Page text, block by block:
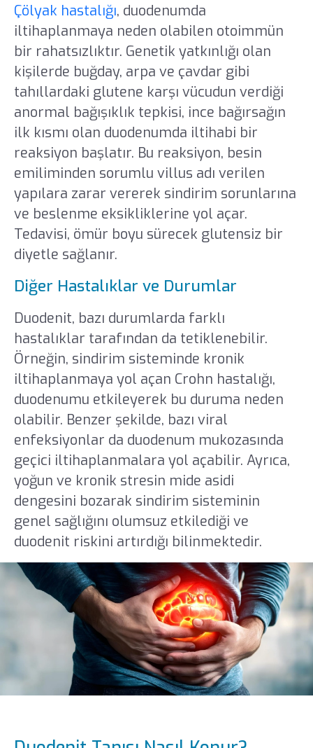
Çölyak hastalığı, duodenumda
iltihaplanmaya neden olabilen otoimmün
bir rahatsızlıktır. Genetik yatkınlığı olan
kişilerde buğday, arpa ve çavdar gibi
tahıllardaki glutene karşı vücudun verdiği
anormal bağışıklık tepkisi, ince bağırsağın
ilk kısmı olan duodenumda iltihabi bir
reaksiyon başlatır. Bu reaksiyon, besin
emiliminden sorumlu villus adı verilen
yapılara zarar vererek sindirim sorunlarına
ve beslenme eksikliklerine yol açar.
Tedavisi, ömür boyu sürecek glutensiz bir
diyetle sağlanır.
Diğer Hastalıklar ve Durumlar
Duodenit, bazı durumlarda farklı
hastalıklar tarafından da tetiklenebilir.
Örneğin, sindirim sisteminde kronik
iltihaplanmaya yol açan Crohn hastalığı,
duodenumu etkileyerek bu duruma neden
olabilir. Benzer şekilde, bazı viral
enfeksiyonlar da duodenum mukozasında
geçici iltihaplanmalara yol açabilir. Ayrıca,
yoğun ve kronik stresin mide asidi
dengesini bozarak sindirim sisteminin
genel sağlığını olumsuz etkilediği ve
duodenit riskini artırdığı bilinmektedir.